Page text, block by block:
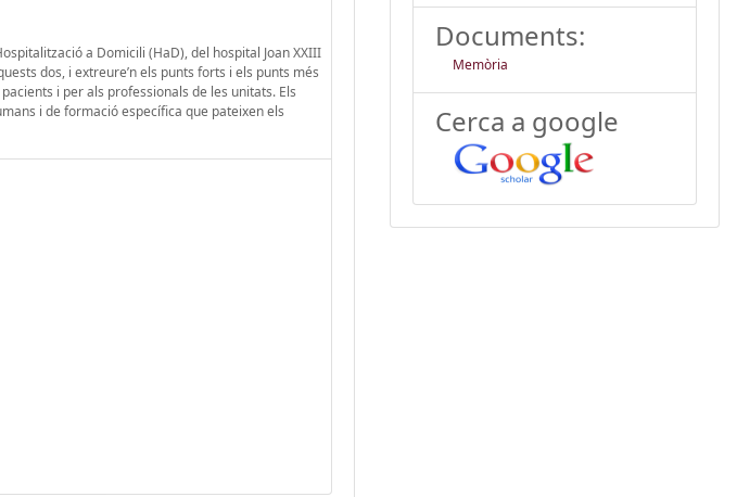
a Domicili (HaD), del hospital Joan XXIII
dos, i extreure’n els punts forts i els punts més
i per als professionals de les unitats. Els
i de formació específica que pateixen els
Documents:
Memòria
Cerca a google